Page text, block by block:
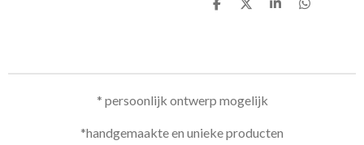
D
D
S
D
* persoonlijk ontwerp mogelijk
*handgemaakte en unieke producten